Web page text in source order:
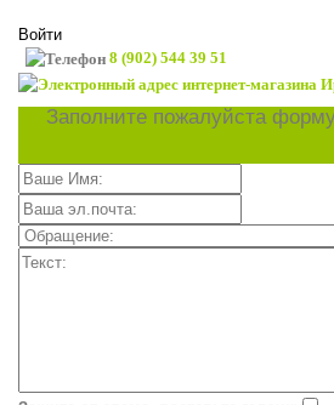
Войти
8 (902) 544 39 51
Заполните пожалуйста